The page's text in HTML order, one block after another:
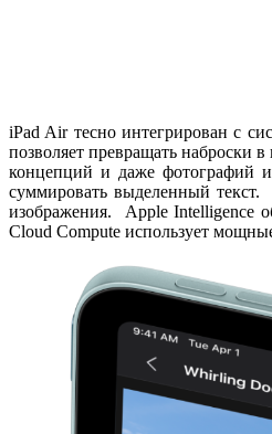
iPad Air тесно интегрирован с
позволяет превращать наброски
концепций и даже фотографий
суммировать выделенный текст.
изображения. Apple Intelligence
Cloud Compute использует